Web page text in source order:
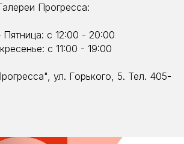
Прогресса:
с 12:00 - 20:00
с 11:00 - 19:00
ул. Горького, 5. Тел. 405-